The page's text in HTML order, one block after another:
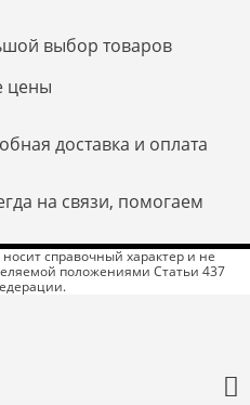
выбор товаров
цены
доставка и оплата
на связи, помогаем
справочный характер и не
положениями Статьи 437